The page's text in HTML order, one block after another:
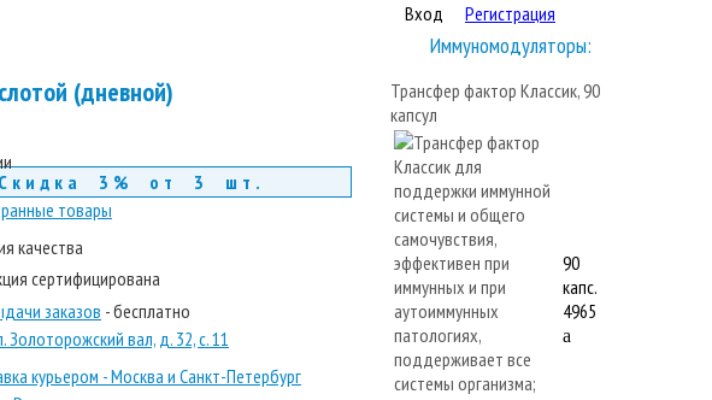
Вход Регистрация
(дневной)
Скидка 3% от 3 шт.
товары
качества
сертифицирована
заказов - бесплатно
Золоторожский вал, д. 32, с. 11
курьером - Москва и Санкт-Петербург
Иммуномодуляторы:
Трансфер фактор Классик, 90
капсул
90
капс.
4965
a